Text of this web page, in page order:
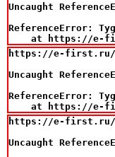
Uncaught
ReferenceError:
at https://e-
https://e-first.ru/
Uncaught
ReferenceError:
at https://e-
https://e-first.ru/
Uncaught